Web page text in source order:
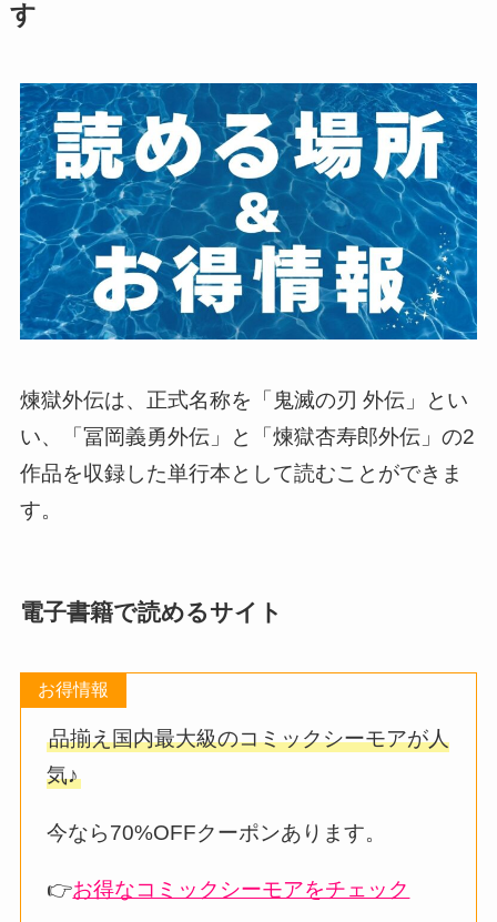
す
煉獄外伝は、正式名称を「鬼滅の刃 外伝」とい
い、「冨岡義勇外伝」と「煉獄杏寿郎外伝」の2
作品を収録した単行本として読むことができま
す。
電子書籍で読めるサイト
お得情報
品揃え国内最大級のコミックシーモアが人
気♪
今なら70%OFFクーポンあります。
👉お得なコミックシーモアをチェック